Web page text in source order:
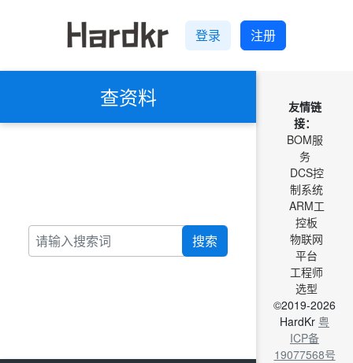
登录 注册
查资料
搜索
友情链
接：
BOM服
务
DCS控
制系统
ARM工
控板
物联网
平台
工程师
选型
©2019-2026
HardKr 粤
ICP备
19077568号